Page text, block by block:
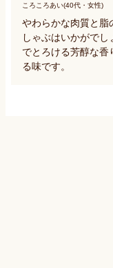
ころころあい(40代・女性)
やわらかな肉質と脂
しゃぶはいかがで
でとろける芳醇な
る味です。